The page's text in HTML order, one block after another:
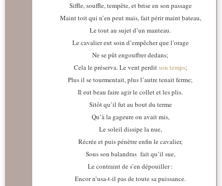
Siffle, souffle, tempête, et brise en son passage
Maint toit qui n’en peut mais, fait périr maint bateau,
Le tout au sujet d’un manteau.
Le cavalier eut soin d’empêcher que l’orage
Ne se pût engouffrer dedans;
Cela le préserva. Le vent perditson temps;
Plus il se tourmentait, plus l’autre tenait ferme;
Il eut beau faire agir le collet et les plis.
Sitôt qu’il fut au bout du terme
Qu’à la gageure on avait mis,
Le soleil dissipe la nue,
Récrée et puis pénètre enfin le cavalier,
Sous son balandras fait qu’il sue,
Le contraint de s’en dépouiller :
Encor n’usa-t-il pas de toute sa puissance.